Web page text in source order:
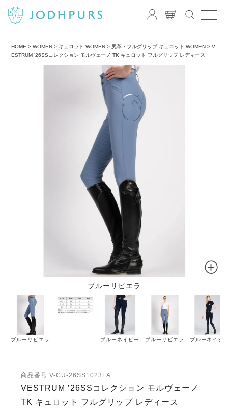
HOME WOMEN キュロット WOMEN 尻革・フルグリップ キュロット WOMEN
V
ESTRUM ’26SSコレクション モルヴェーノ TK キュロット フルグリップ レディース
ブルーリビエラ
ブルーリビエラ ブルーネイビー ブルーリビエラ ブルーネイビ
商品番号 V-CU-26SS1023LA
VESTRUM ’26SSコレクション モルヴェーノ
TK キュロット フルグリップ レディース